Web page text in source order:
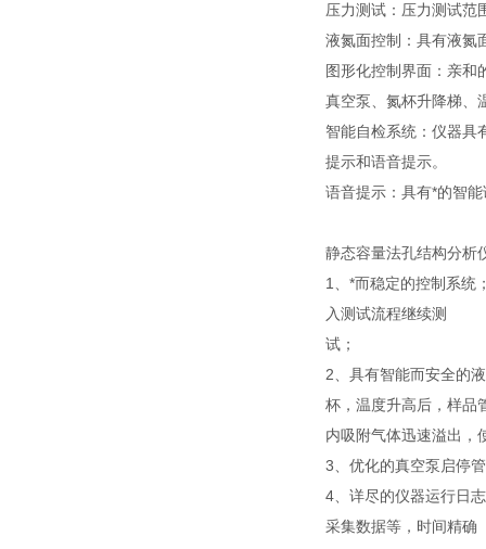
压力测试：压力测试范
液氮面控制：具有液氮
图形化控制界面：亲和
真空泵、氮杯升降梯、
智能自检系统：仪器具
提示和语音提示。
语音提示：具有*的智
静态容量法孔结构分析
1、*而稳定的控制系统
入测试流程继续测
试；
2、具有智能而安全的
杯，温度升高后，样品
内吸附气体迅速溢出，
3、优化的真空泵启停
4、详尽的仪器运行日
采集数据等，时间精确